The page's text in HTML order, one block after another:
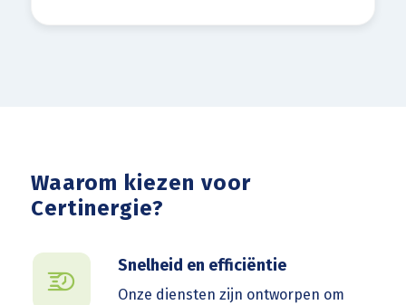
Waarom kiezen voor
Certinergie?
Snelheid en efficiëntie
Onze diensten zijn ontworpen om